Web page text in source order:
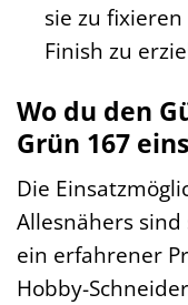
sie zu
Finish zu
Wo du den
Grün 167
Die
Allesnähers
ein erfahrener
Hobby-